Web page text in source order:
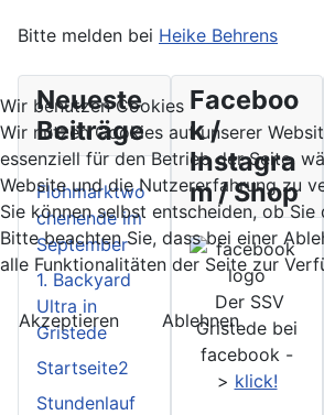
Bitte melden bei Heike Behrens
Neueste
Beiträge
Flohmarktwo
chenende im
September
1. Backyard
Ultra in
Gristede
Startseite2
Stundenlauf
Faceboo
k /
Instagra
m / Shop
Der SSV
Gristede bei
facebook -
> klick!
Wir benutzen Cookies
Wir nutzen Cookies auf unserer
essenziell für den Betrieb der Seite,
Website und die Nutzererfahrung zu
Sie können selbst entscheiden, ob
Bitte beachten Sie, dass bei einer
alle Funktionalitäten der Seite zur
Akzeptieren Ablehnen